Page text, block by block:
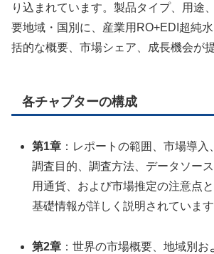
り込まれています。製品タイプ、用途
要地域・国別に、産業用RO+EDI超純
括的な概要、市場シェア、成長機会が
各チャプターの構成
第1章 ：レポートの範囲、市場導入
調査目的、調査方法、データソー
用通貨、および市場推定の注意点
基礎情報が詳しく説明されています
第2章 ：世界の市場概要、地域別お